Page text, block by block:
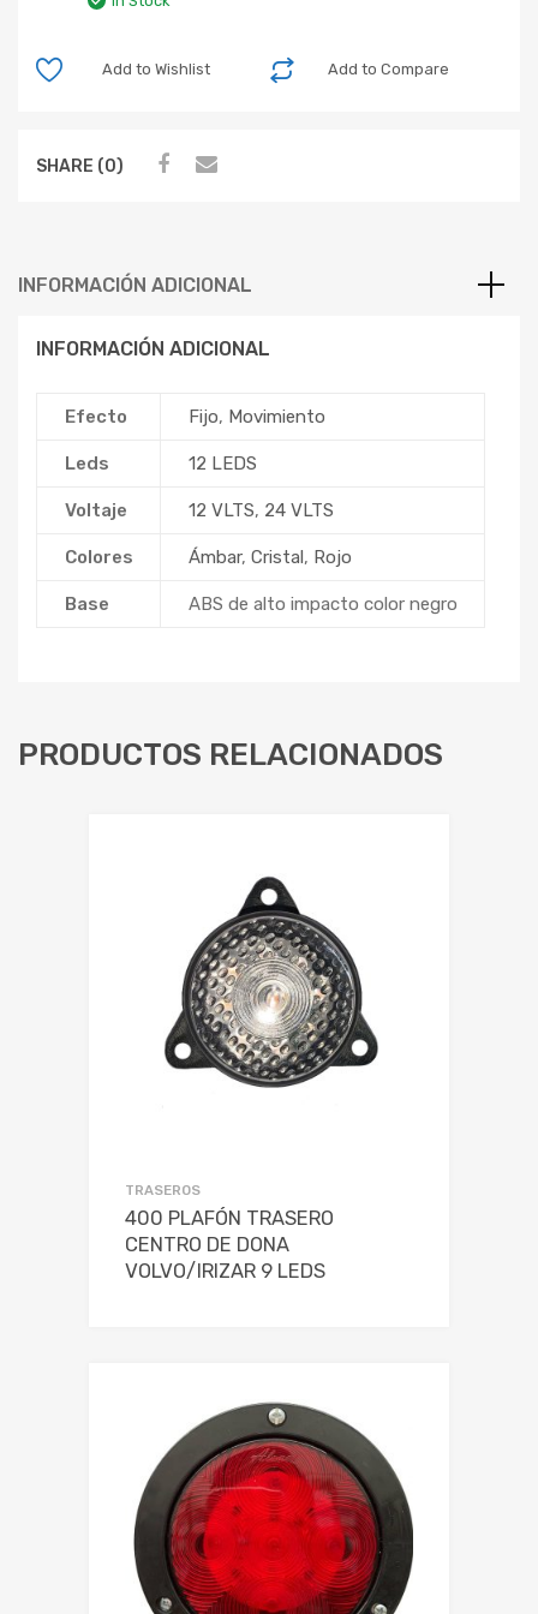
Add to Compare
Add to Wishlist
SHARE (0)
INFORMACIÓN ADICIONAL
INFORMACIÓN ADICIONAL
Efecto Fijo, Movimiento
Leds 12 LEDS
Voltaje 12 VLTS, 24 VLTS
Colores Ámbar, Cristal, Rojo
Base ABS de alto impacto color negro
PRODUCTOS RELACIONADOS
TRASEROS
400 PLAFÓN TRASERO
CENTRO DE DONA
VOLVO/IRIZAR 9 LEDS